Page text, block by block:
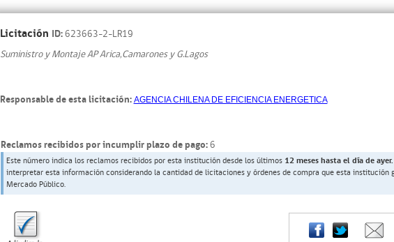
Licitación ID:623663-2-LR19
Suministro y Montaje AP Arica,Camarones y G.Lagos
Responsable de esta licitación:AGENCIA CHILENA DE EFICIENCIA ENERGETICA
Reclamos recibidos por incumplir plazo de pago:6
Este número indica los reclamos recibidos por esta institución desde los últimos 12 meses hasta el día de ayer.
interpretar esta información considerando la cantidad de licitaciones y órdenes de compra que esta institución
Mercado Público.